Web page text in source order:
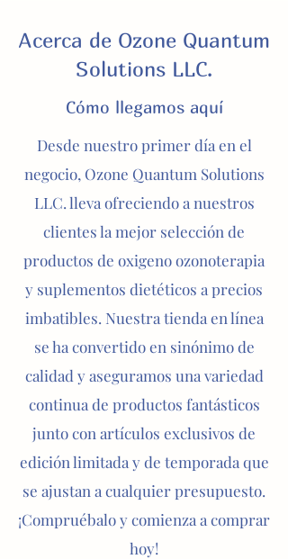
Acerca de Ozone Quantum
Solutions LLC.
Cómo llegamos aquí
Desde nuestro primer día en el
negocio, Ozone Quantum Solutions
LLC. lleva ofreciendo a nuestros
clientes la mejor selección de
productos de oxigeno ozonoterapia
y suplementos dietéticos a precios
imbatibles. Nuestra tienda en línea
se ha convertido en sinónimo de
calidad y aseguramos una variedad
continua de productos fantásticos
junto con artículos exclusivos de
edición limitada y de temporada que
se ajustan a cualquier presupuesto.
¡Compruébalo y comienza a comprar
hoy!